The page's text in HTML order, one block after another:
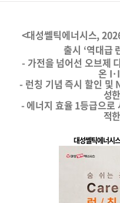
<대성쎌틱에너시스,
출시 ‘역대급
- 가전을 넘어선 오브제
온 I·
- 런칭 기념 즉시 할인 및
성
- 에너지 효율 1등급으로
적
대성쎌틱에너시스